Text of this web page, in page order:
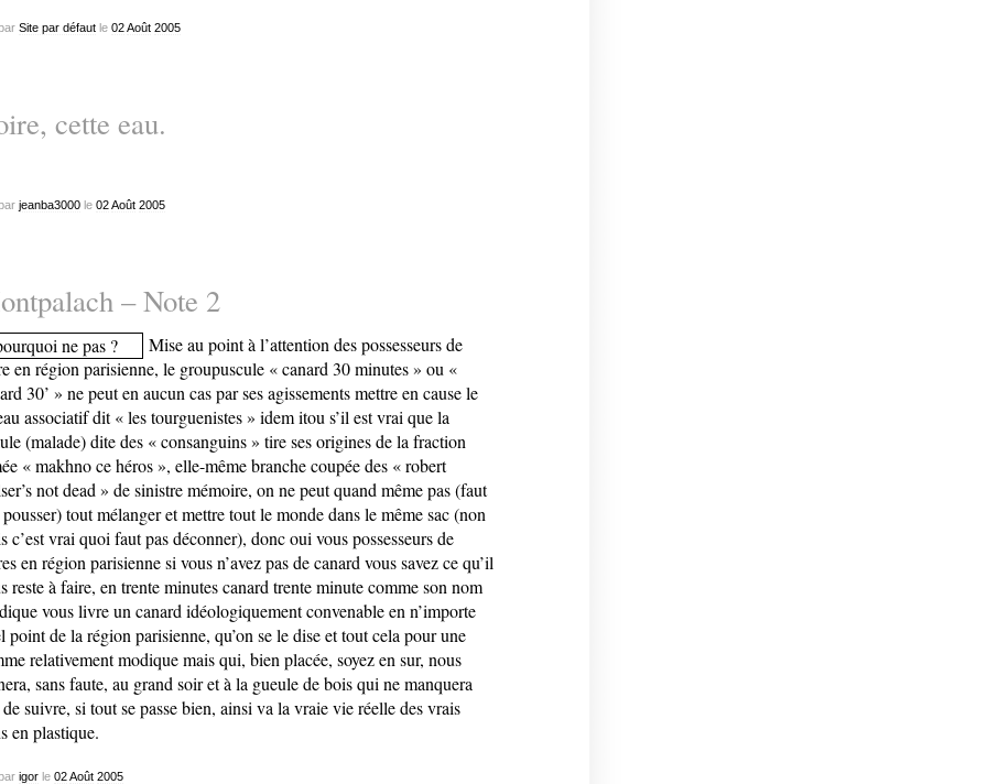
Site par défautle 02 Août 2005
cette eau.
jeanba3000le 02 Août 2005
– Note 2
Mise au point à l’attention des possesseurs de
en région parisienne, le groupuscule « canard 30 minutes » ou «
30’ » ne peut en aucun cas par ses agissements mettre en cause le
associatif dit « les tourguenistes » idem itou s’il est vrai que la
(malade) dite des « consanguins » tire ses origines de la fraction
« makhno ce héros », elle-même branche coupée des « robert
not dead » de sinistre mémoire, on ne peut quand même pas (faut
pousser) tout mélanger et mettre tout le monde dans le même sac (non
c’est vrai quoi faut pas déconner), donc oui vous possesseurs de
en région parisienne si vous n’avez pas de canard vous savez ce qu’il
reste à faire, en trente minutes canard trente minute comme son nom
vous livre un canard idéologiquement convenable en n’importe
point de la région parisienne, qu’on se le dise et tout cela pour une
relativement modique mais qui, bien placée, soyez en sur, nous
sans faute, au grand soir et à la gueule de bois qui ne manquera
de suivre, si tout se passe bien, ainsi va la vraie vie réelle des vrais
en plastique.
igorle 02 Août 2005